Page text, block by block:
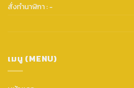
สั่งทำนาฬิกา : -
เมนู (MENU)